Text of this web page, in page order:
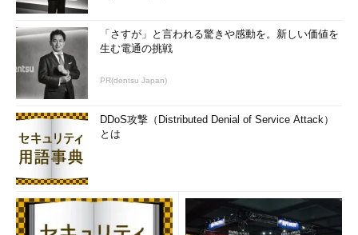
「さすが」と言われる驚きや感動を。新しい価値を
生む電通の挑戦
PR(dentsu Japan)
DDoS攻撃（Distributed Denial of Service Attack）
とは